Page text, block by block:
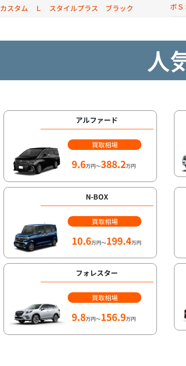
カスタム Ｌ スタイルプラス ブラック
ボ
人
アルファード
買取相場
9.6万円～388.2万円
N-BOX
買取相場
10.6万円～199.4万円
フォレスター
買取相場
9.8万円～156.9万円